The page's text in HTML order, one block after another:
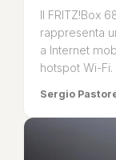
Il FRITZ!Box
rappresenta
a Internet
hotspot Wi-Fi.
Sergio